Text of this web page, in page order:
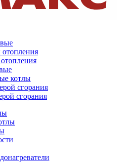
котлы
сгорания
сгорания